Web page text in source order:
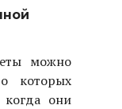
можно
которых
когда они